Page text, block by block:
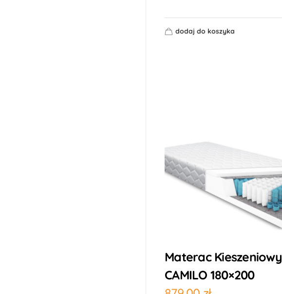
dodaj do koszyka
Materac Kieszeniowy
CAMILO 180×200